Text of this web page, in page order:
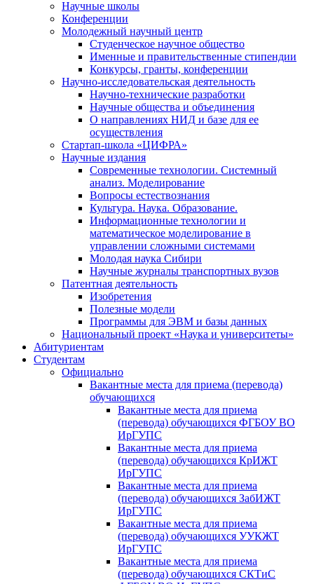
Научные школы
Конференции
Молодежный научный центр
Студенческое научное общество
Именные и правительственные стипендии
Конкурсы, гранты, конференции
Научно-исследовательская деятельность
Научно-технические разработки
Научные общества и объединения
О направлениях НИД и базе для ее
осуществления
Стартап-школа «ЦИФРА»
Научные издания
Современные технологии. Системный
анализ. Моделирование
Вопросы естествознания
Культура. Наука. Образование.
Информационные технологии и
математическое моделирование в
управлении сложными системами
Молодая наука Сибири
Научные журналы транспортных вузов
Патентная деятельность
Изобретения
Полезные модели
Программы для ЭВМ и базы данных
Национальный проект «Наука и университеты»
Абитуриентам
Студентам
Официально
Вакантные места для приема (перевода)
обучающихся
Вакантные места для приема
(перевода) обучающихся ФГБОУ ВО
ИрГУПС
Вакантные места для приема
(перевода) обучающихся КрИЖТ
ИрГУПС
Вакантные места для приема
(перевода) обучающихся ЗабИЖТ
ИрГУПС
Вакантные места для приема
(перевода) обучающихся УУКЖТ
ИрГУПС
Вакантные места для приема
(перевода) обучающихся СКТиС